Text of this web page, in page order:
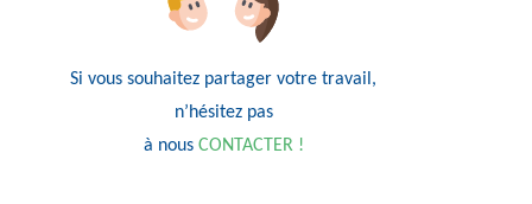
Si vous souhaitez partager votre travail,
n’hésitez pas
à nous CONTACTER !